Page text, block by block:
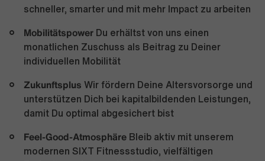
schneller, smarter und mit mehr Impact zu arbeiten
Mobilitätspower Du erhältst von uns einen
monatlichen Zuschuss als Beitrag zu Deiner
individuellen Mobilität
Zukunftsplus Wir fördern Deine Altersvorsorge und
unterstützen Dich bei kapitalbildenden Leistungen,
damit Du optimal abgesichert bist
Feel-Good-Atmosphäre Bleib aktiv mit unserem
modernen SIXT Fitnessstudio, vielfältigen